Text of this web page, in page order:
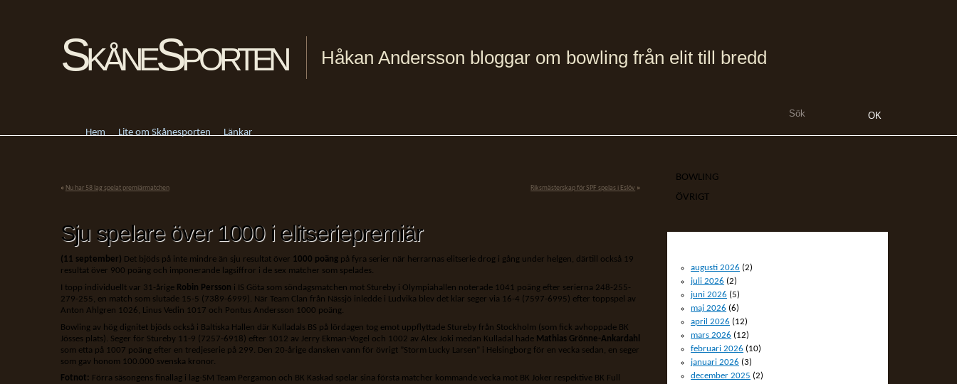
SkåneSporten Håkan Andersson bloggar om bowling från elit till bredd
Hem Lite om Skånesporten Länkar
« Nu har 58 lag spelat premiärmatchen Riksmästerskap för SPF spelas i Eslöv »
Sju spelare över 1000 i elitseriepremiär
(11 september) Det bjöds på inte mindre än sju resultat över 1000 poängpå fyra serier när herrarnas elitserie drog i gång under helgen, därtill också 19
resultat över 900 poäng och imponerande lagsiffror i de sex matcher som spelades.
I topp individuellt var 31-årigeRobin Persson i IS Göta som söndagsmatchen mot Stureby i Olympiahallen noterade 1041 poäng efter serierna 248-255-
279-255, en match som slutade 15-5 (7389-6999). När Team Clan från Nässjö inledde i Ludvika blev det klar seger via 16-4 (7597-6995) efter toppspel av
Anton Ahlgren 1026, Linus Vedin 1017 och Pontus Andersson 1000 poäng.
Bowling av hög dignitet bjöds också i Baltiska Hallen där Kulladals BS på lördagen tog emot uppflyttade Stureby från Stockholm (som fick avhoppade BK
Jösses plats). Seger för Stureby 11-9 (7257-6918) efter 1012 av Jerry Ekman-Vogel och 1002 av Alex Joki medan Kulladal hade Mathias Grönne-Ankardahl
som etta på 1007 poäng efter en tredjeserie på 299. Den 20-årige dansken vann för övrigt ”Storm Lucky Larsen” i Helsingborg för en vecka sedan, en seger
som gav honom 100.000 svenska kronor.
Fotnot: Förra säsongens finallag i lag-SM Team Pergamon och BK Kaskad spelar sina första matcher kommande vecka mot BK Joker respektive BK Full
BOWLING
ÖVRIGT
augusti 2026 (2)
juli 2026 (2)
juni 2026 (5)
maj 2026 (6)
april 2026 (12)
mars 2026 (12)
februari 2026 (10)
januari 2026 (3)
december 2025 (2)